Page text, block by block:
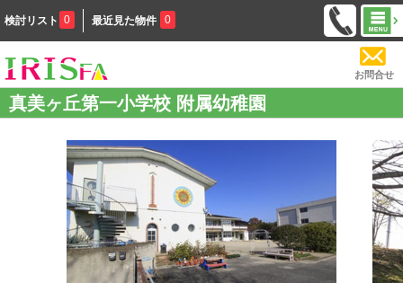
検討リスト 0 最近見た物件 0
お問合せ
真美ヶ丘第一小学校 附属幼稚園